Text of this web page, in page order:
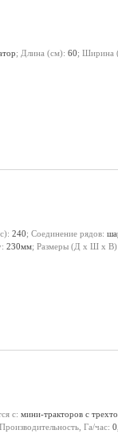
; Длина (см): 60; Ширина
240; Соединение рядов:
230мм; Размеры (Д х Ш х В)
с: мини-тракторов с
Га/час: